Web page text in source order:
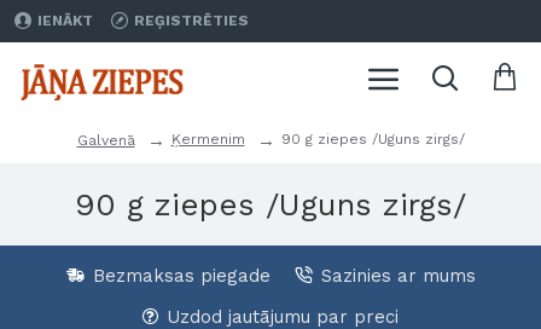
IENĀKT REĢISTRĒTIES
Galvenā Ķermenim 90 g ziepes /Uguns zirgs/
90 g ziepes /Uguns zirgs/
Bezmaksas piegade
Sazinies ar mums
Uzdod jautājumu par preci